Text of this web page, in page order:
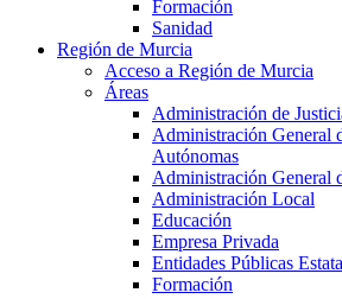
Formación
Sanidad
Región de Murcia
Acceso a Región de Murcia
Áreas
Administración de
Administración General
Autónomas
Administración General
Administración Local
Educación
Empresa Privada
Entidades Públicas
Formación